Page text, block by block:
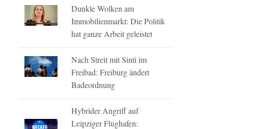
Dunkle Wolken am
Immobilienmarkt: Die Politik
hat ganze Arbeit geleistet
Nach Streit mit Sinti im
Freibad: Freiburg ändert
Badeordnung
Hybrider Angriff auf
Leipziger Flughafen: